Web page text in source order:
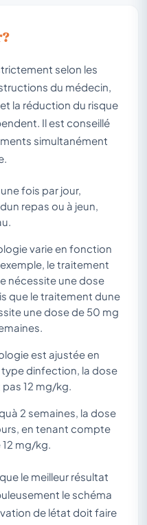
selon les
du médecin,
la réduction du risque
Il est conseillé
simultanément
fois par jour,
repas ou à jeun,
varie en fonction
le traitement
nécessite une dose
que le traitement dune
une dose de 50 mg
est ajustée en
dinfection, la dose
12 mg/kg.
2 semaines, la dose
en tenant compte
mg/kg.
le meilleur résultat
le schéma
de létat doit faire